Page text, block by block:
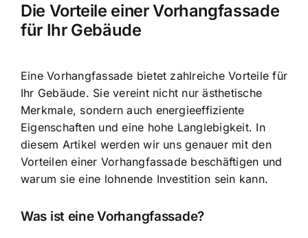
Die Vorteile einer Vorhangfassade
für Ihr Gebäude
Eine Vorhangfassade bietet zahlreiche Vorteile für
Ihr Gebäude. Sie vereint nicht nur ästhetische
Merkmale, sondern auch energieeffiziente
Eigenschaften und eine hohe Langlebigkeit. In
diesem Artikel werden wir uns genauer mit den
Vorteilen einer Vorhangfassade beschäftigen und
warum sie eine lohnende Investition sein kann.
Was ist eine Vorhangfassade?